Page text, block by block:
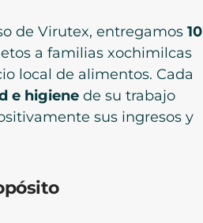
de Virutex, entregamos 10
a familias xochimilcas
local de alimentos. Cada
e higiene de su trabajo
sus ingresos y